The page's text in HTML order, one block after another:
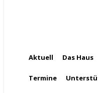
Aktuell Das Haus
Termine